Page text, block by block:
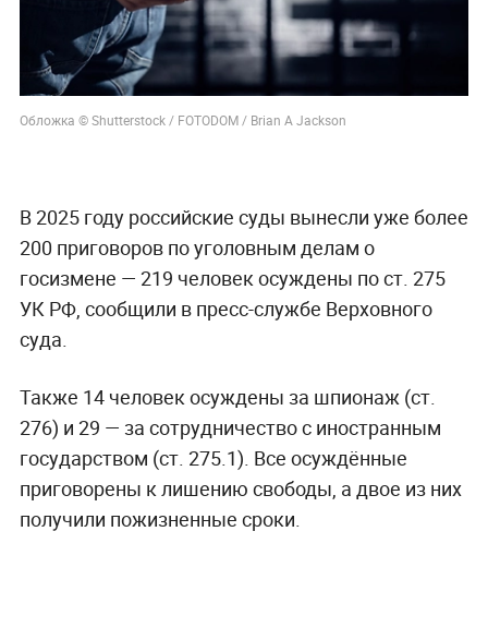
Обложка © Shutterstock / FOTODOM / Brian A Jackson
В 2025 году российские суды вынесли уже более
200 приговоров по уголовным делам о
госизмене — 219 человек осуждены по ст. 275
УК РФ, сообщили в пресс-службе Верховного
суда.
Также 14 человек осуждены за шпионаж (ст.
276) и 29 — за сотрудничество с иностранным
государством (ст. 275.1). Все осуждённые
приговорены к лишению свободы, а двое из них
получили пожизненные сроки.